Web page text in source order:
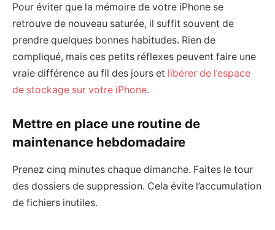
Pour éviter que la mémoire de votre iPhone se
retrouve de nouveau saturée, il suffit souvent de
prendre quelques bonnes habitudes. Rien de
compliqué, mais ces petits réflexes peuvent faire une
vraie différence au fil des jours et libérer de l’espace
de stockage sur votre iPhone.
Mettre en place une routine de
maintenance hebdomadaire
Prenez cinq minutes chaque dimanche. Faites le tour
des dossiers de suppression. Cela évite l’accumulation
de fichiers inutiles.